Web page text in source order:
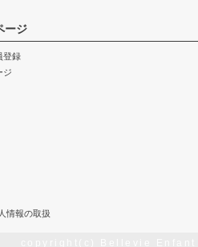
ージ
登録
ジ
情報の取扱